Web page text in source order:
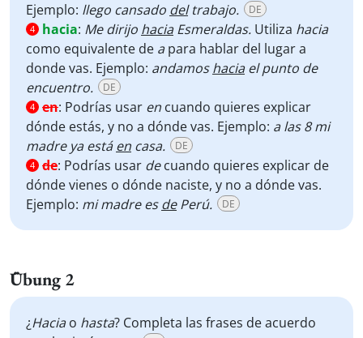
Ejemplo: llego cansado deltrabajo. DE
4 hacia: Me dirijo haciaEsmeraldas. Utiliza hacia
como equivalente de apara hablar del lugar a
donde vas. Ejemplo: andamoshaciael punto de
encuentro.
DE
4 en: Podrías usar en cuando quieres explicar
dónde estás, y no a dónde vas. Ejemplo: a las 8 mi
madre ya estáen casa. DE
4 de: Podrías usar decuando quieres explicar de
dónde vienes o dónde naciste, y no a dónde vas.
Ejemplo: mi madre esdePerú. DE
Übung 2
¿Haciao hasta? Completa las frases de acuerdo